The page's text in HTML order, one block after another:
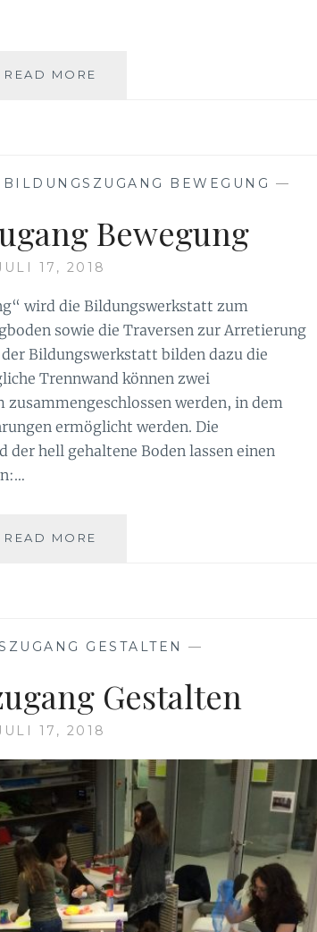
READ MORE
BILDUNGSZUGANG BEWEGUNG —
Bewegung
17, 2018
wird die Bildungswerkstatt zum
sowie die Traversen zur Arretierung
Bildungswerkstatt bilden dazu die
Trennwand können zwei
zusammengeschlossen werden, in dem
ermöglicht werden. Die
der hell gehaltene Boden lassen einen
READ MORE
GESTALTEN —
Gestalten
17, 2018